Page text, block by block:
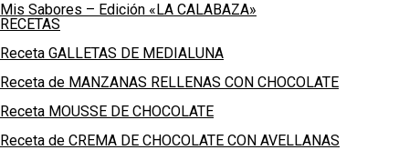
Mis Sabores – Edición «LA CALABAZA»
RECETAS
Receta GALLETAS DE MEDIALUNA
Receta de MANZANAS RELLENAS CON CHOCOLATE
Receta MOUSSE DE CHOCOLATE
Receta de CREMA DE CHOCOLATE CON AVELLANAS